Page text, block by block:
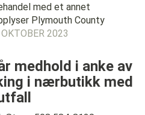
med et annet
Plymouth County
2023
medhold i anke av
i nærbutikk med